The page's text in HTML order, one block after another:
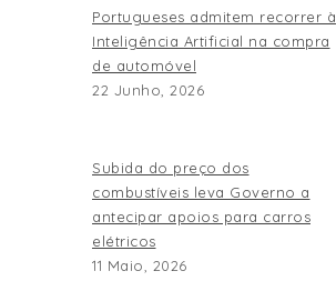
Portugueses admitem recorrer à
Inteligência Artificial na compra
de automóvel
22 Junho, 2026
Subida do preço dos
combustíveis leva Governo a
antecipar apoios para carros
elétricos
11 Maio, 2026